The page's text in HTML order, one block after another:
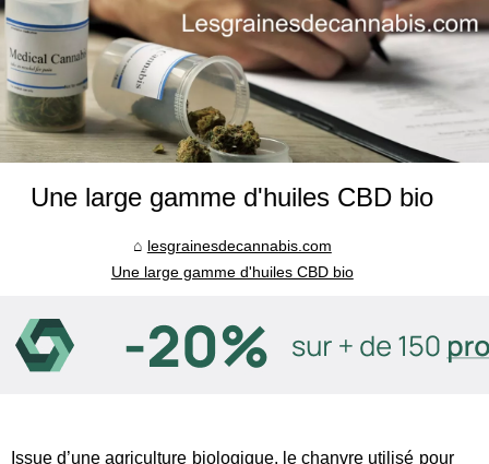
Une large gamme d'huiles CBD bio
lesgrainesdecannabis.com
Une large gamme d'huiles CBD bio
Issue d’une agriculture biologique, le chanvre utilisé pour